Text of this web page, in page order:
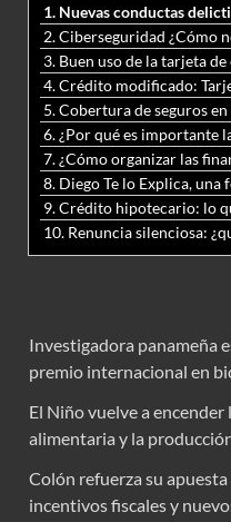
1. Nuevas conductas
2. Ciberseguridad ¿Cómo
3. Buen uso de la tarjeta
4. Crédito modificado:
5. Cobertura de seguros
6. ¿Por qué es importante
7. ¿Cómo organizar las
10. Renuncia silenciosa:
Investigadora panameña
premio internacional en
El Niño vuelve a
alimentaria y la
Colón refuerza su
incentivos fiscales y